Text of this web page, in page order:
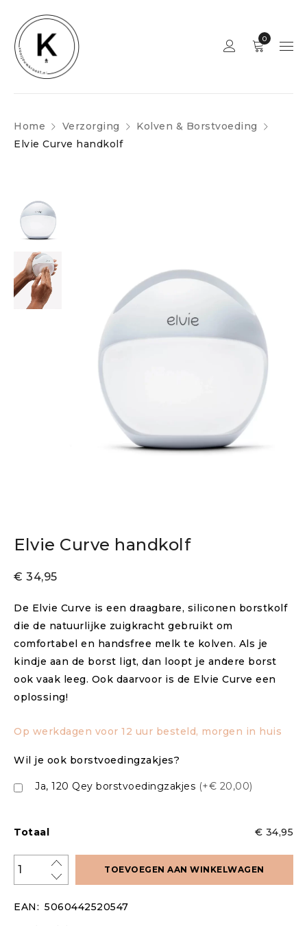
0
Home Verzorging
Kolven & Borstvoeding
Elvie Curve handkolf
Elvie Curve handkolf
€ 34,95
De Elvie Curve is een draagbare, siliconen borstkolf
die de natuurlijke zuigkracht gebruikt om
comfortabel en handsfree melk te kolven. Als je
kindje aan de borst ligt, dan loopt je andere borst
ook vaak leeg. Ook daarvoor is de Elvie Curve een
oplossing!
Op werkdagen voor 12 uur besteld, morgen in huis
Wil je ook borstvoedingzakjes?
Ja, 120 Qey borstvoedingzakjes (+€ 20,00)
Totaal € 34,95
TOEVOEGEN AAN WINKELWAGEN
EAN: 5060442520547